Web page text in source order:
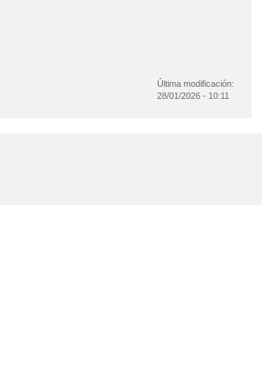
Última modificación:
28/01/2026 - 10:11